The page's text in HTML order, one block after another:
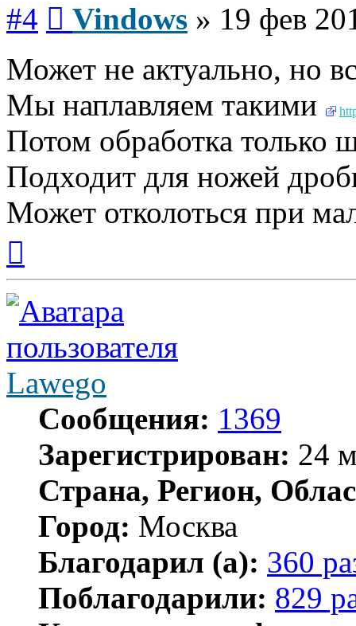
#4 Vindows » 19 фев
Может не актуально, но
Мы наплавляем такими
Потом обработка только
Подходит для ножей
Может отколоться при
началу
Lawego
Сообщения: 1369
Зарегистрирован: 24
Страна, Регион,
Город: Москва
Благодарил (а): 360
Поблагодарили: 829